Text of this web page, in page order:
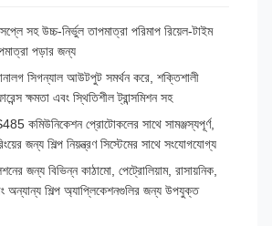
সহ উচ্চ-নির্ভুল তাপমাত্রা পরিমাপ রিয়েল-টাইম
পড়ার জন্য
সিগন্যাল আউটপুট সমর্থন করে, শক্তিশালী
ক্ষমতা এবং স্থিতিশীল ট্রান্সমিশন সহ
কমিউনিকেশন প্রোটোকলের সাথে সামঞ্জস্যপূর্ণ,
জন্য শিল্প নিয়ন্ত্রণ সিস্টেমের সাথে সংযোগযোগ্য
জন্য বিভিন্ন কাঠামো, পেট্রোলিয়াম, রাসায়নিক,
অন্যান্য শিল্প অ্যাপ্লিকেশনগুলির জন্য উপযুক্ত